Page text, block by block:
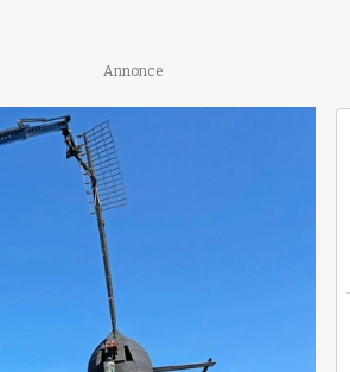
Annonce